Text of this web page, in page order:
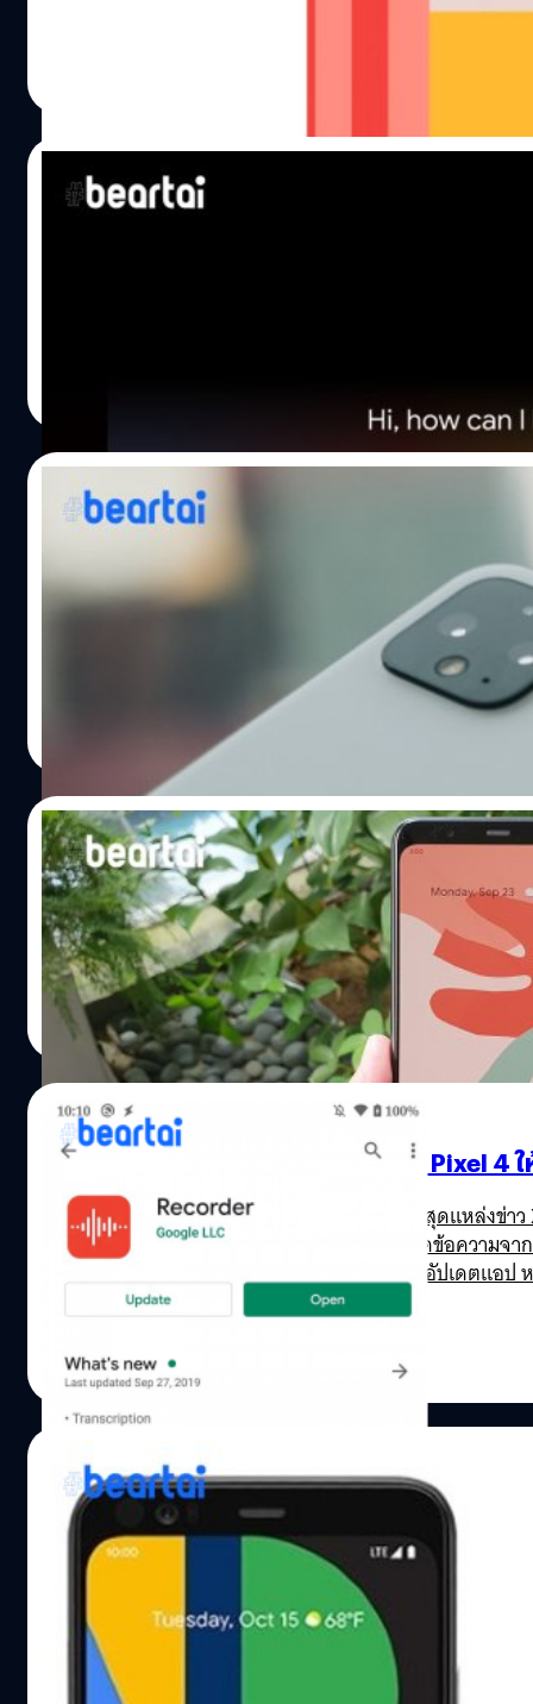
ส่องลุคใหม่ของ Google Assistant และการ
08/10/2019
ชมตัวอย่างภาพจากกล้อง Google Pixel 4 :
เว็บไซต์ 9to5Google ได้เปิดเผยภาพที่ถ่ายจากล้อง
(ถ่ายภาพบุคคล) และโหมด Galaxy สำหรับถ่ายภาพดวงดาว
Exposure ได้มากขึ้น ถ่ายภาพปกติ ในการถ่ายภาพสภาวะแ
Auto ก็มี Noise ปรากฏให้เห็นอยู่ โหมดถ่ายภาพกลางคืน
ยังให้คอนทราสต์ที่สูงด้วย โหมด Galaxy โหมดนี้จะช่วยให้
| 2493 days ago
03/10/2019
หลุด Spec Sheets ทางการของ Pixel 4 เผย
ก่อนหน้านี้ก็พอจะสรุปสเปกต่าง ๆ ได้หมดแล้ว แต่ในครั้งนี้มี
ศุภกานต์ เหล่ารัตนกุล| 2498 days ago
Read More
02/10/2019
Google ได้อัปเดตแอป Recorder ใน Pixel
ข่าวหลุดออกมาอีกแล้วกับสมาร์ตโฟน Pixel 4 ล่าสุดแหล่งข่า
คุ้นเคยกันดี แต่ตอนนี้ได้เพิ่มความสามารถให้ถอดข้อความ
Recorder ใน Google Play Store ได้มีปุ่มให้เลือกอัปเดต
อัตโนมัติ ส่วน Audio search เป็นการค้นหาคำ ดนตรี และเ
ได้ถูกต้อง 100% คือ ถอดชื่อผู้ทดสอบผิด ส่วนรายละเอียด
Read More
หลุดภาพเรนเดอร์อย่างเป็นทางการ
Evan Blass เจ้าพ่อข่าววงในที่มีข้อมูลน่าเชื่อถือ ได้เปิดเผ
อร์ที่ปรากฏด้านล่างนี้ แสดงให้เห็นว่า Google Pixel 4 มา
บนหน้าจอ (Motion Sense) นอกจากนี้ยังมาพร้อมวอลเปเป
ส่วนของกล้องหลังนั้น มีดีไซน์คล้ายกับ iPhone 11 โดยเป็น
ซึ่งหมายความว่า Google Pixel 4 จะได้รับการติดตั้งเซนเซ
ปรีดี ฤกษ์วลีกุล